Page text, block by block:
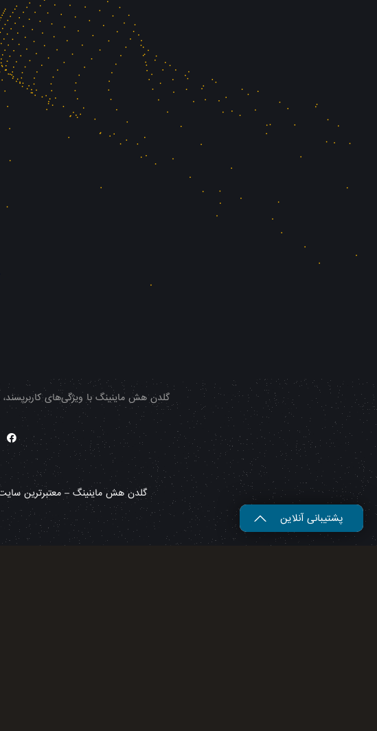
گلدن هش ماینینگ با ویژگی‌های
گلدن هش ماینینگ – معتبرترین سایت
پشتیبانی آنلاین